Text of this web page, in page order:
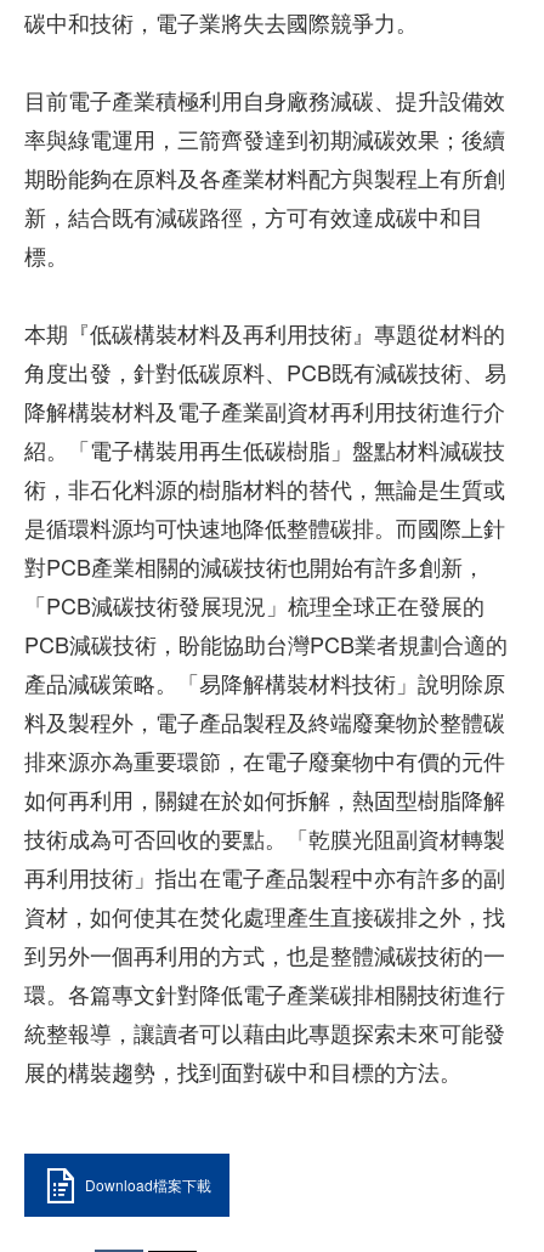
碳中和技術，電子業將失去國際競爭力。
目前電子產業積極利用自身廠務減碳、提升設備效
率與綠電運用，三箭齊發達到初期減碳效果；後續
期盼能夠在原料及各產業材料配方與製程上有所創
新，結合既有減碳路徑，方可有效達成碳中和目
標。
本期『低碳構裝材料及再利用技術』專題從材料的
角度出發，針對低碳原料、PCB既有減碳技術、易
降解構裝材料及電子產業副資材再利用技術進行介
紹。「電子構裝用再生低碳樹脂」盤點材料減碳技
術，非石化料源的樹脂材料的替代，無論是生質或
是循環料源均可快速地降低整體碳排。而國際上針
對PCB產業相關的減碳技術也開始有許多創新，
「PCB減碳技術發展現況」梳理全球正在發展的
PCB減碳技術，盼能協助台灣PCB業者規劃合適的
產品減碳策略。「易降解構裝材料技術」說明除原
料及製程外，電子產品製程及終端廢棄物於整體碳
排來源亦為重要環節，在電子廢棄物中有價的元件
如何再利用，關鍵在於如何拆解，熱固型樹脂降解
技術成為可否回收的要點。「乾膜光阻副資材轉製
再利用技術」指出在電子產品製程中亦有許多的副
資材，如何使其在焚化處理產生直接碳排之外，找
到另外一個再利用的方式，也是整體減碳技術的一
環。各篇專文針對降低電子產業碳排相關技術進行
統整報導，讓讀者可以藉由此專題探索未來可能發
展的構裝趨勢，找到面對碳中和目標的方法。
Download檔案下載